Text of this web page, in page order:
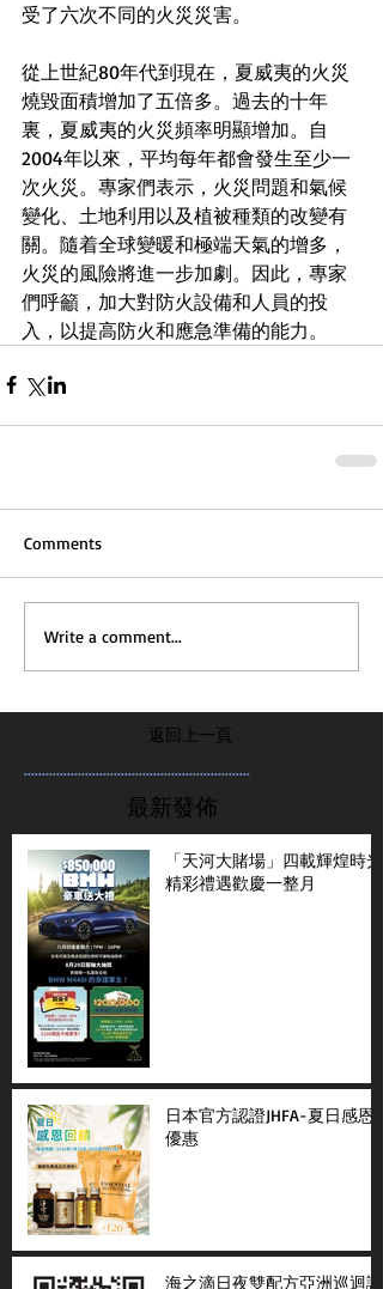
受了六次不同的火災災害。
從上世紀80年代到現在，夏威夷的火災
燒毀面積增加了五倍多。過去的十年
裏，夏威夷的火災頻率明顯增加。自
2004年以來，平均每年都會發生至少一
次火災。專家們表示，火災問題和氣候
變化、土地利用以及植被種類的改變有
關。隨着全球變暖和極端天氣的增多，
火災的風險將進一步加劇。因此，專家
們呼籲，加大對防火設備和人員的投
入，以提高防火和應急準備的能力。
Comments
Write a comment...
返回上一頁
...............................................................
最新發佈
「天河大賭場」四載輝煌時光
精彩禮遇歡慶一整月
日本官方認證JHFA-夏日感恩
優惠
海之滴日夜雙配方亞洲巡迴講